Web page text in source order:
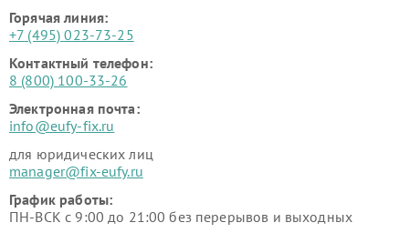
Горячая линия:
+7 (495) 023-73-25
Контактный телефон:
8 (800) 100-33-26
Электронная почта:
info@eufy-fix.ru
для юридических лиц
manager@fix-eufy.ru
График работы:
ПН-ВСК с 9:00 до 21:00 без перерывов и выходных